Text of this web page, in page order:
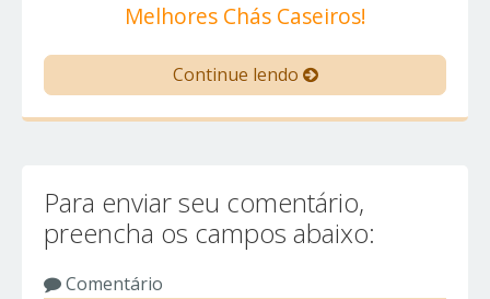
Melhores Chás Caseiros!
Continue lendo
Para enviar seu comentário,
preencha os campos abaixo:
Comentário